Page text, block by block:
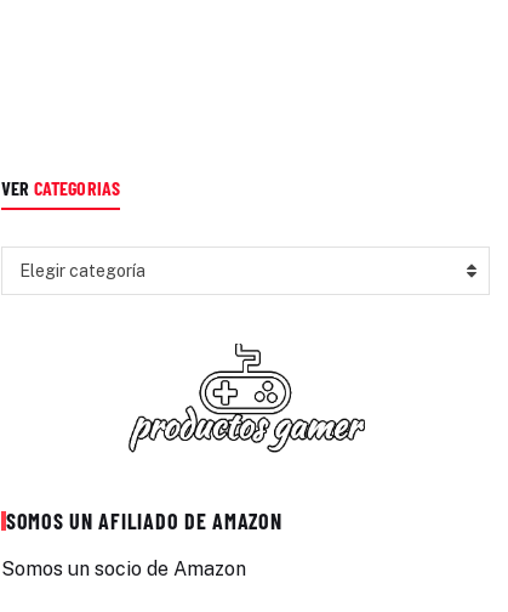
VER CATEGORIAS
Elegir categoría
SOMOS UN AFILIADO DE AMAZON
Somos un socio de Amazon